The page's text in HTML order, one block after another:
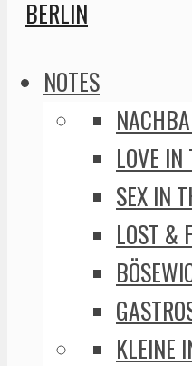
NOTES
LOVE
SEX IN
LOST &
KLEINE